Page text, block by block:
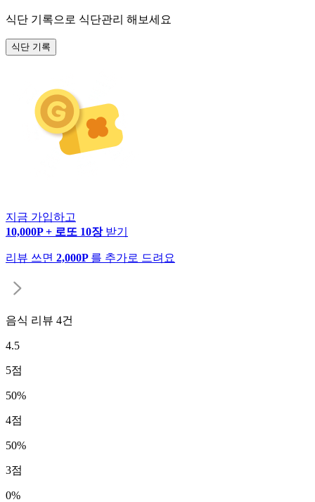
식단 기록으로 식단관리 해보세요
식단 기록
지금 가입하고
10,000P + 로또 10장 받기
리뷰 쓰면 2,000P 를 추가로 드려요
음식 리뷰 4건
4.5
5점
50%
4점
50%
3점
0%